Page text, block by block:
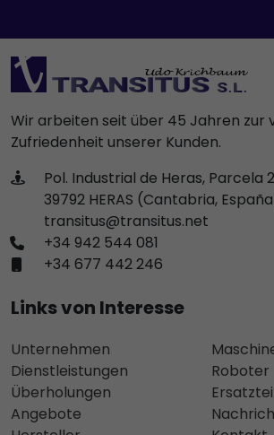
Wir arbeiten seit über 45 Jahren zur
Zufriedenheit unserer Kunden.
Pol. Industrial de Heras, Parcela
39792 HERAS (Cantabria,
transitus@transitus.net
+34 942 544 081
+34 677 442 246
Links von Interesse
Unternehmen
Dienstleistungen
Überholungen
Angebote
Roboter